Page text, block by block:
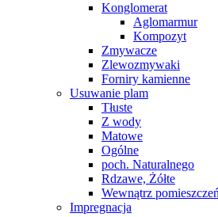
Konglomerat
Aglomarmur
Kompozyt
Zmywacze
Zlewozmywaki
Forniry kamienne
Usuwanie plam
Tłuste
Z wody
Matowe
Ogólne
poch. Naturalnego
Rdzawe, Żółte
Wewnątrz pomieszczeń
Impregnacja